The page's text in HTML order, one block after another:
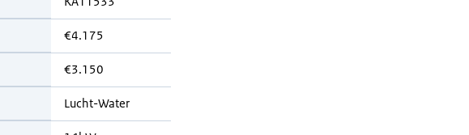
€4.175
€3.150
Lucht-Water